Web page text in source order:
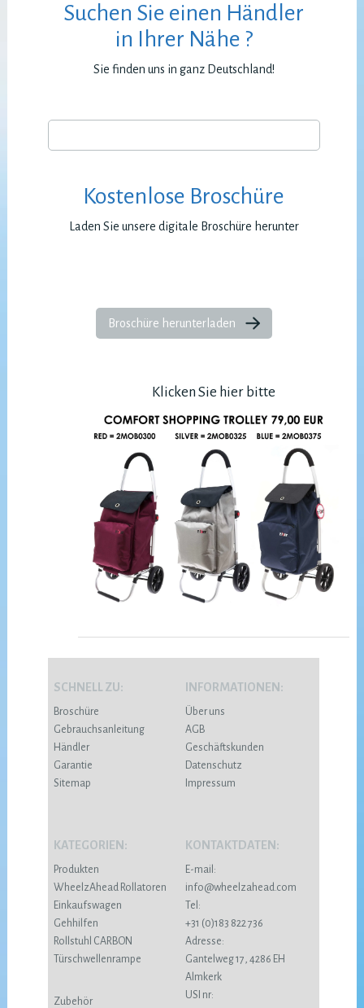
Suchen Sie einen Händler
in Ihrer Nähe ?
Sie finden uns in ganz Deutschland!
Kostenlose Broschüre
Laden Sie unsere digitale Broschüre herunter
Broschüre herunterladen
Klicken Sie hier bitte
SCHNELL ZU:
Broschüre
Gebrauchsanleitung
Händler
Garantie
Sitemap
INFORMATIONEN:
Über uns
AGB
Geschäftskunden
Datenschutz
Impressum
KATEGORIEN:
Produkten
WheelzAhead Rollatoren
Einkaufswagen
Gehhilfen
Rollstuhl CARBON
Türschwellenrampe
Zubehör
KONTAKTDATEN:
E-mail:
info@wheelzahead.com
Tel:
+31 (0)183 822 736
Adresse:
Gantelweg 17, 4286 EH
Almkerk
USI nr: